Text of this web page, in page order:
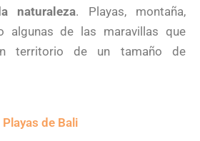
naturaleza. Playas, montaña,
algunas de las maravillas que
territorio de un tamaño de
Playas de Bali